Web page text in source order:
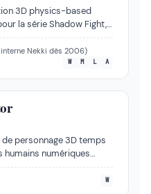
3D physics-based
la série Shadow Fight, il
réaliste accessible grâce à
avec une version
interne Nekki dès 2006)
W M L A
personnage 3D temps
humains numériques
en minutes,
MetaHuman avec CC5.
W